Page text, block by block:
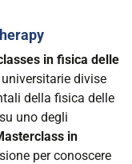
in fisica delle
divise
della fisica delle
uno degli
in
per conoscere